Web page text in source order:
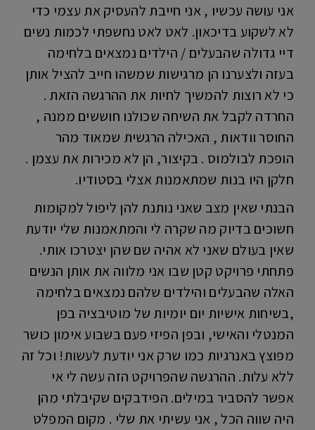
אני עושה עכשיו , אני חייבת להעסיק את עצמי כדי
לא לשקוע בדיכאון. לאט לאט נחשפתי לכמות נשים
דיי גדולה שהבעלים / הילדים נמצאים בלחימה
בעזה ולצערנו הן מרגישות שמשהו חייב להציל אותן
כי לא רוצות להמשיך לחיות את ההרגשה הזאת .
החרדה לקבל את השיחה שכולנו חוששים ממנה ,
החוסר וודאות , האכילה הרגשית שמאוד מהר
הופכת לבולמוס . בקיצור, הן לא מכירות את עצמן .
חלקן היו בנות שמתאמנות אצלי בסטודיו.
הבנתי שאין מצב שאני נותנת להן ליפול למקומות
חשוכים בדיוק מה שקרה לי והמתאמנות שלי יודעת
שאין בעולם שאני לא אהיה שם שהן יצטרכו אותי.
פתחתי פרויקט קטן שבו אני מלווה את אותן הנשים
האלה שהבעלים והילדים שלהם נמצאים בלחימה
,בשיחות אישיות יום יומיות של מוטיבציה בפן
המנטלי והאישי, ובפן הפיזי פעם בשבוע אימון כושר
מפוצץ באנרגיות כמו שרק אני יודעת לעשות! וכל זה
ללא עלות. ההרגשה שהפרויקט הזה עשה לי אי
אפשר להסביר במילים. הפידבקים שקיבלתי מהן
היה שווה הכל , אני עשיתי את שלי . מקום המפלט